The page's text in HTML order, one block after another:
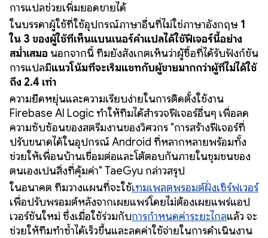
การแปลช่วยเพิ่มยอดขายได้
ในบรรดาผู้ใช้ที่ใช้อุปกรณ์ภาษาอื่นที่ไม่ใช่ภาษาอังกฤษ 1
ใน 3 ของผู้ใช้ที่เห็นแบนเนอร์คำแปลได้ใช้ฟีเจอร์นี้อย่าง
สม่ำเสมอ นอกจากนี้ ทีมยังสังเกตเห็นว่าผู้ซื้อที่ได้รับฟังก์ชัน
การแปลมีแนวโน้มที่จะเริ่มแชทกับผู้ขายมากกว่าผู้ที่ไม่ได้ใช้
ถึง 2.4 เท่า
ความยืดหยุ่นและความเรียบง่ายในการติดตั้งใช้งาน
Firebase AI Logic ทำให้ทีมได้สำรวจฟีเจอร์อื่นๆ เพื่อลด
ความซับซ้อนของสตรีมงานของวิศวกร "การสร้างฟีเจอร์ที่
ปรับขนาดได้ในอุปกรณ์ Android ที่หลากหลายพร้อมทั้ง
ช่วยให้เพื่อนบ้านเชื่อมต่อและโต้ตอบกันภายในชุมชนของ
ตนเองเป็นสิ่งที่คุ้มค่า" TaeGyu กล่าวสรุป
ในอนาคต ทีมวางแผนที่จะใช้เทมเพลตพรอมต์ฝั่งเซิร์ฟเวอร์
เพื่อปรับพรอมต์หลังจากเผยแพร่โดยไม่ต้องเผยแพร่แอป
เวอร์ชันใหม่ ซึ่งเมื่อใช้ร่วมกับการกำหนดค่าระยะไกลแล้ว จะ
ช่วยให้ทีมทำซ้ำได้เร็วขึ้นและลดค่าใช้จ่ายในการดำเนินงาน